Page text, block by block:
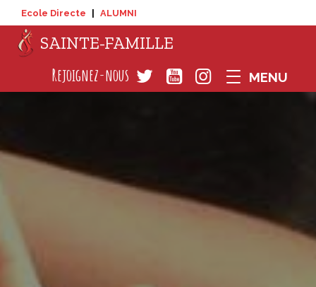
Ecole Directe | ALUMNI
SAINTE-FAMILLE